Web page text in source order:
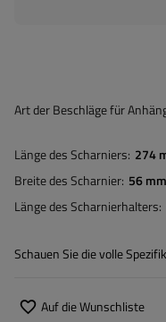
Art der Beschläge für
Länge des Scharniers 274
Breite des Scharnier 56 mm
Länge des Scharnierhalters
Schauen Sie die volle
Auf die Wunschliste